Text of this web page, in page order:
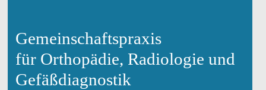
Gemeinschaftspraxis
für Orthopädie, Radiologie und
Gefäßdiagnostik